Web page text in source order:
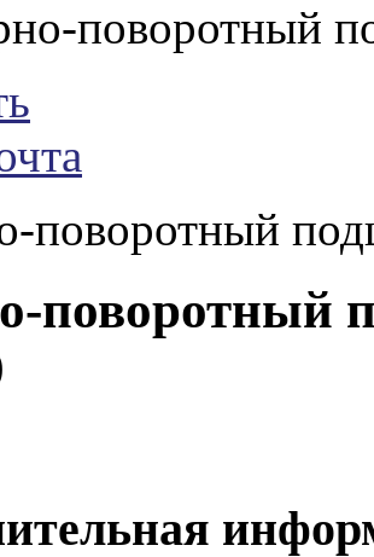
поворотный
поворотный